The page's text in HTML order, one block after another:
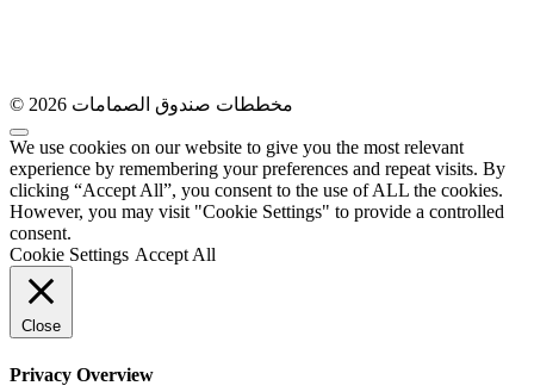
© 2026 مخططات صندوق الصمامات
We use cookies on our website to give you the most relevant
experience by remembering your preferences and repeat visits. By
clicking “Accept All”, you consent to the use of ALL the cookies.
However, you may visit "Cookie Settings" to provide a controlled
consent.
Cookie Settings Accept All
Close
Privacy Overview